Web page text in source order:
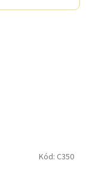
Kód: C350